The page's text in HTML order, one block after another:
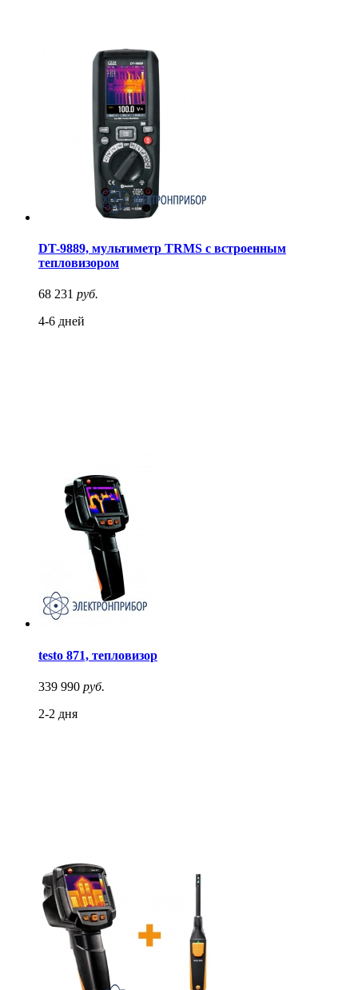
DT-9889, мультиметр TRMS с встроенным
тепловизором
68 231 руб.
4-6 дней
testo 871, тепловизор
339 990 руб.
2-2 дня